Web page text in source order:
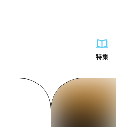
特集
世界遺産
HIROSHIMA FREE
ボランティアガイド